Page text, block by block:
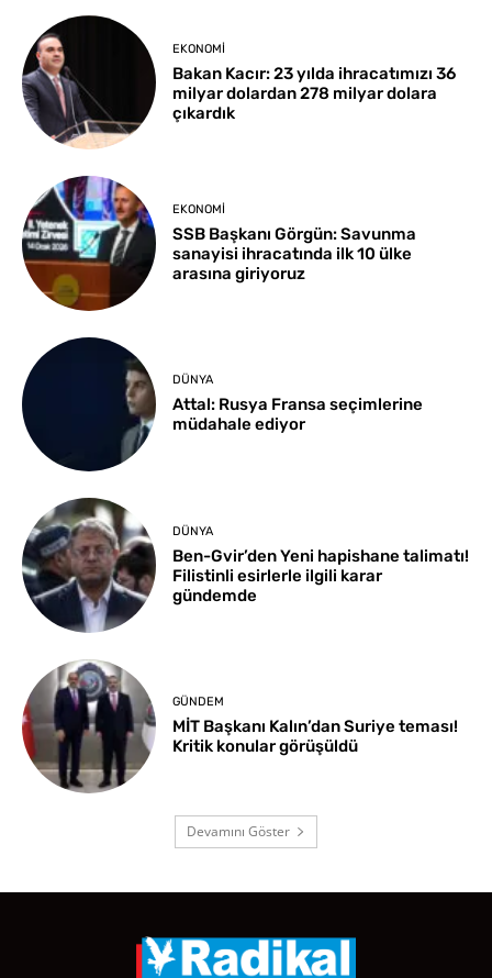
EKONOMI
Bakan Kacır: 23 yılda ihracatımızı 36
milyar dolardan 278 milyar dolara
çıkardık
EKONOMI
SSB Başkanı Görgün: Savunma
sanayisi ihracatında ilk 10 ülke
arasına giriyoruz
DÜNYA
Attal: Rusya Fransa seçimlerine
müdahale ediyor
DÜNYA
Ben-Gvir’den Yeni hapishane talimatı!
Filistinli esirlerle ilgili karar
gündemde
GÜNDEM
MİT Başkanı Kalın’dan Suriye teması!
Kritik konular görüşüldü
Devamını Göster